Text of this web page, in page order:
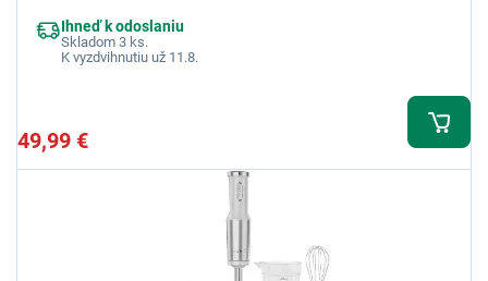
Ihneď k odoslaniu
Skladom 3 ks.
K vyzdvihnutiu už 11.8.
49,99 €